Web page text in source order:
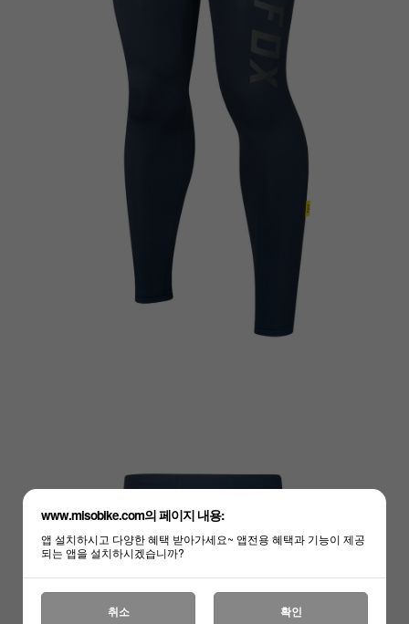
www.misobike.com의 페이지 내용:
앱 설치하시고 다양한 혜택 받아가세요~ 앱전용 혜택과 기능이 제공
되는 앱을 설치하시겠습니까?
취소 확인